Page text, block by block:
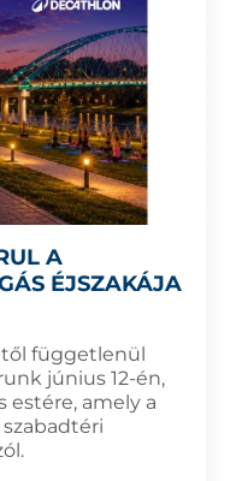
A
ÉJSZAKÁJA
függetlenül
június 12-én,
amely a
szabadtéri